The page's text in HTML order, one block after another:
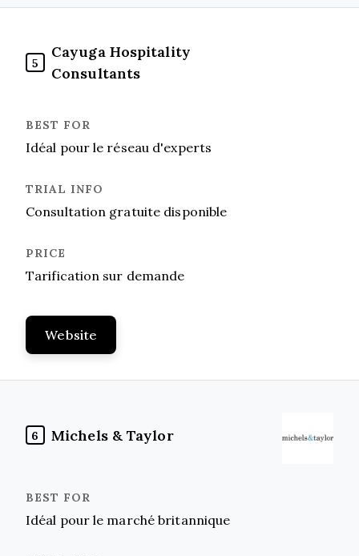
5
Cayuga Hospitality
Consultants
Idéal pour le réseau d'experts
Consultation gratuite disponible
Tarification sur demande
Website
6 Michels & Taylor
Idéal pour le marché britannique